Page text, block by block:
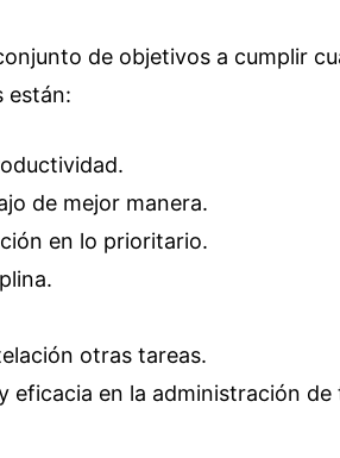
de objetivos a cumplir
están:
de mejor manera.
en lo prioritario.
otras tareas.
eficacia en la administración de